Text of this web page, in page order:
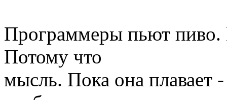
Программеры пьют пиво.
Потому что
мысль. Пока она плавает